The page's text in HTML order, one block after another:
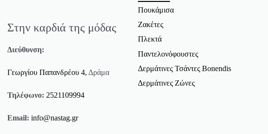
Στην καρδιά της μόδας
Διεύθυνση:
Γεωργίου Παπανδρέου 4, Δράμα
Τηλέφωνο: 2521109994
Email: info@nastag.gr
Πουκάμισα
Ζακέτες
Πλεκτά
Παντελονόφουστες
Δερμάτινες Τσάντες Bonendis
Δερμάτινες Ζώνες